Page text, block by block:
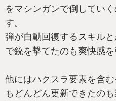
をマシンガンで倒してい
す。
弾が自動回復するスキル
で銃を撃てたのも爽快感を
他にはハクスラ要素を含
もどんどん更新できたのも